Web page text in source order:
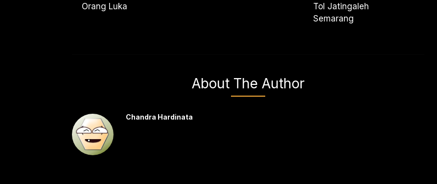
Orang Luka
Tol Jatingaleh
Semarang
About The Author
Chandra Hardinata